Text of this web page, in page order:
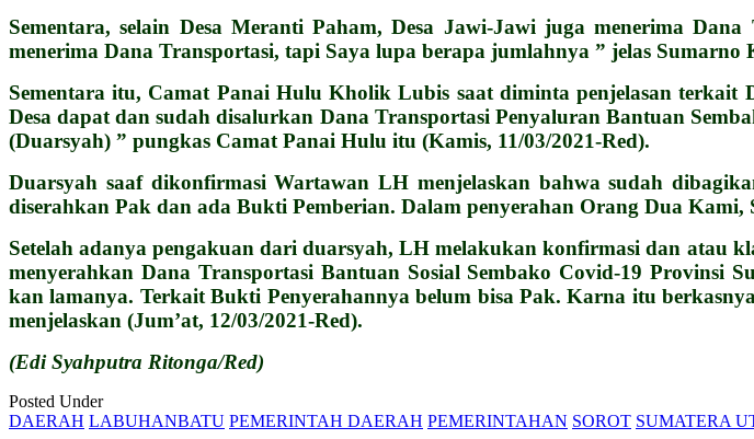
Sementara, selain Desa Meranti Paham, Desa Jawi-Jawi juga menerima
menerima Dana Transportasi, tapi Saya lupa berapa jumlahnya ” jelas Sumarno
Sementara itu, Camat Panai Hulu Kholik Lubis saat diminta penjelasan terkait
Desa dapat dan sudah disalurkan Dana Transportasi Penyaluran Bantuan
(Duarsyah) ” pungkas Camat Panai Hulu itu (Kamis, 11/03/2021-Red).
Duarsyah saaf dikonfirmasi Wartawan LH menjelaskan bahwa sudah
diserahkan Pak dan ada Bukti Pemberian. Dalam penyerahan Orang Dua Kami,
Setelah adanya pengakuan dari duarsyah, LH melakukan konfirmasi dan atau
menyerahkan Dana Transportasi Bantuan Sosial Sembako Covid-19 Provinsi
kan lamanya. Terkait Bukti Penyerahannya belum bisa Pak. Karna itu
menjelaskan (Jum’at, 12/03/2021-Red).
(Edi Syahputra Ritonga/Red)
Posted Under
DAERAH LABUHANBATU PEMERINTAH DAERAH PEMERINTAHAN SOROT SUMATERA